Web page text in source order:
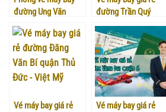
đường Ung Văn
Khiêm quận Bình
Thạnh
đường Trần Quý
quận 11 – Việt Mỹ
Vé máy bay giá rẻ
Vé máy bay giá rẻ